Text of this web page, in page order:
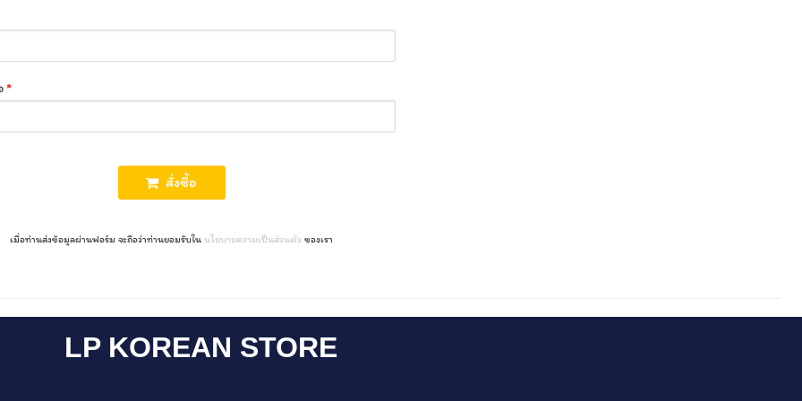
*
สั่งซื้อ
เมื่อท่านส่งข้อมูลผ่านฟอร์ม จะถือว่าท่านยอมรับในนโยบายความเป็นส่วนตัว ของเรา
LP KOREAN STORE